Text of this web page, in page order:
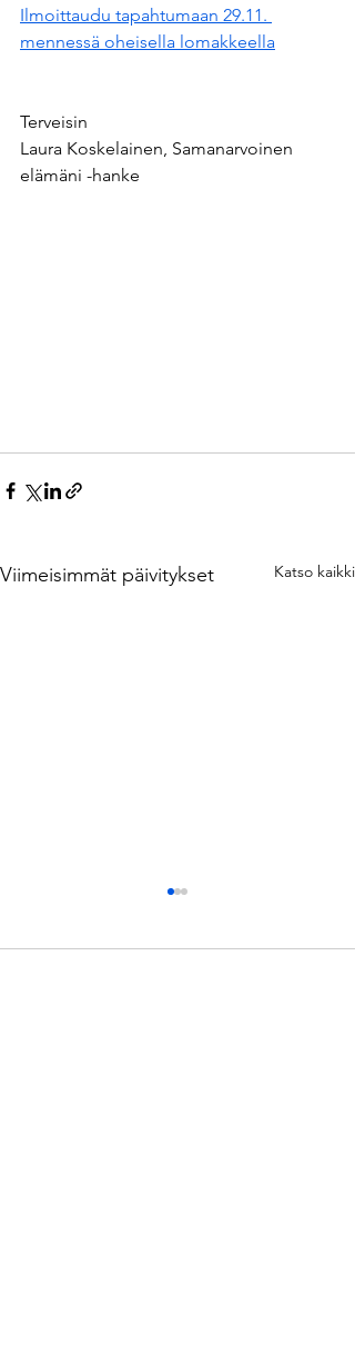
Ilmoittaudu tapahtumaan 29.11.
mennessä oheisella lomakkeella
Terveisin
Laura Koskelainen, Samanarvoinen
elämäni -hanke
Viimeisimmät päivitykset Katso kaikki